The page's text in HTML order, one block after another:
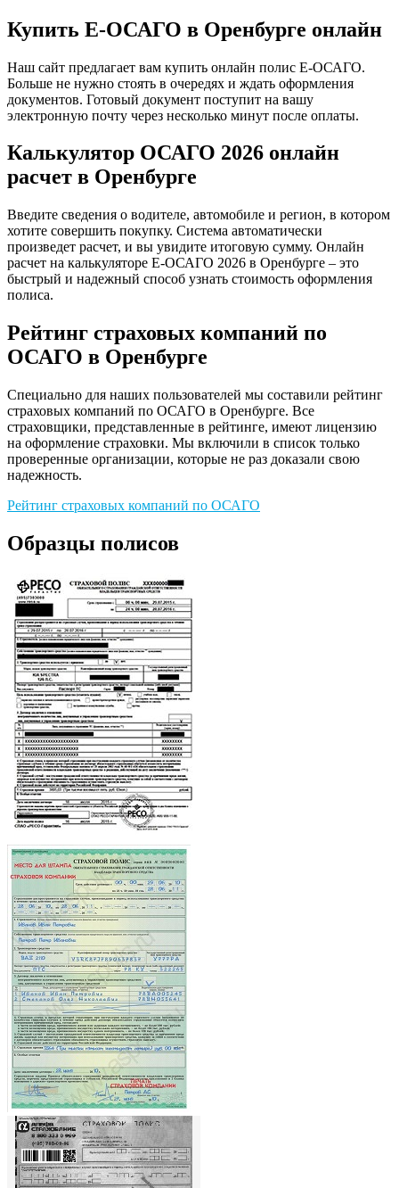
Купить Е-ОСАГО в Оренбурге онлайн
Наш сайт предлагает вам купить онлайн полис Е-ОСАГО.
Больше не нужно стоять в очередях и ждать оформления
документов. Готовый документ поступит на вашу
электронную почту через несколько минут после оплаты.
Калькулятор ОСАГО 2026 онлайн
расчет в Оренбурге
Введите сведения о водителе, автомобиле и регион, в котором
хотите совершить покупку. Система автоматически
произведет расчет, и вы увидите итоговую сумму. Онлайн
расчет на калькуляторе Е-ОСАГО 2026 в Оренбурге – это
быстрый и надежный способ узнать стоимость оформления
полиса.
Рейтинг страховых компаний по
ОСАГО в Оренбурге
Специально для наших пользователей мы составили рейтинг
страховых компаний по ОСАГО в Оренбурге. Все
страховщики, представленные в рейтинге, имеют лицензию
на оформление страховки. Мы включили в список только
проверенные организации, которые не раз доказали свою
надежность.
Рейтинг страховых компаний по ОСАГО
Образцы полисов